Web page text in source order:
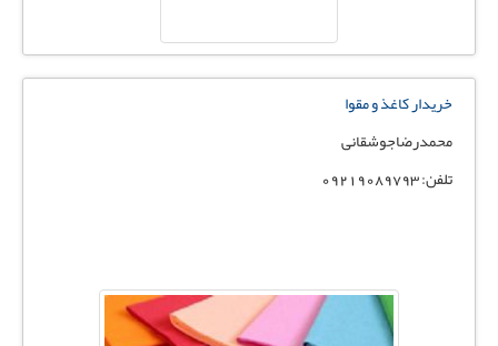
خریدار کاغذ و مقوا
محمدرضاجوشقانی
تلفن: 09219089793